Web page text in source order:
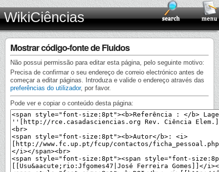
WikiCiências
Mostrar código-fonte de Fluidos
Não possui permissão para editar esta página, pelo seguinte motivo:
Precisa de confirmar o seu endereço de correio electrónico antes de
começar a editar páginas. Introduza e valide o endereço através das
preferências do utilizador, por favor.
Pode ver e copiar o conteúdo desta página: